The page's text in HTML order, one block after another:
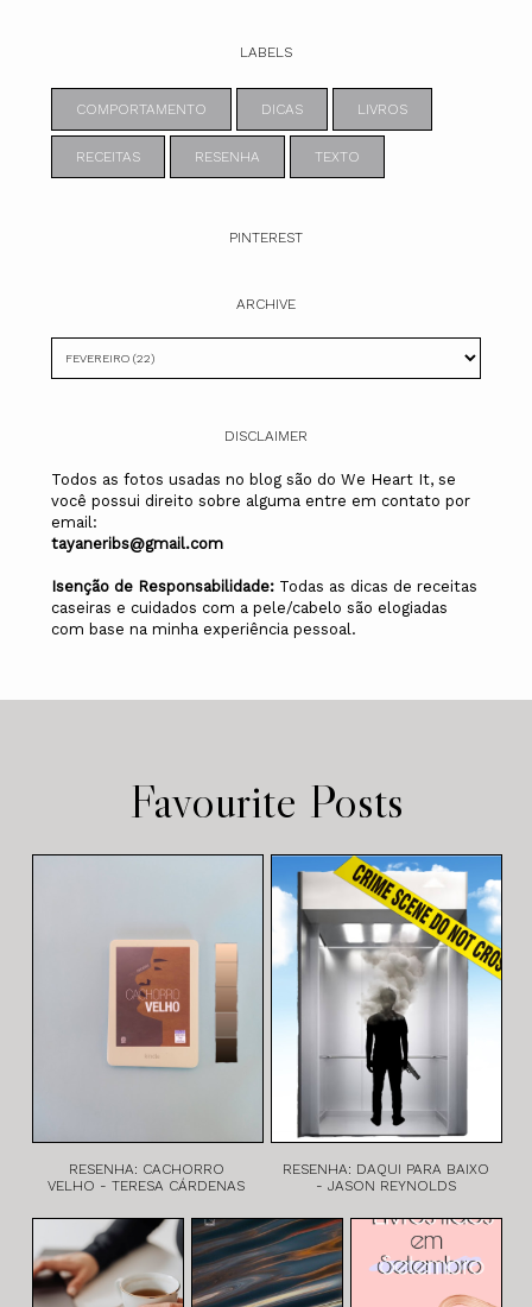
LABELS
COMPORTAMENTO DICAS LIVROS
RECEITAS RESENHA TEXTO
PINTEREST
ARCHIVE
DISCLAIMER
Todos as fotos usadas no blog são do We Heart It, se
você possui direito sobre alguma entre em contato por
email:
tayaneribs@gmail.com
Isenção de Responsabilidade: Todas as dicas de receitas
caseiras e cuidados com a pele/cabelo são elogiadas
com base na minha experiência pessoal.
Favourite Posts
RESENHA: CACHORRO
VELHO - TERESA CÁRDENAS
RESENHA: DAQUI PARA BAIXO
- JASON REYNOLDS